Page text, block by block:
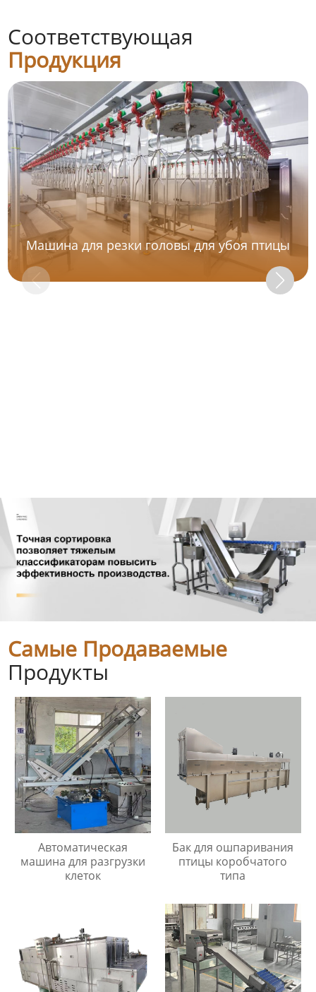
Соответствующая
Продукция
Машина для резки головы для убоя птицы
Самые Продаваемые
Продукты
Автоматическая
машина для разгрузки
клеток
Бак для ошпаривания
птицы коробчатого
типа